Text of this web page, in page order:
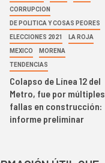
CORRUPCION
DE POLITICA Y COSAS PEORES
ELECCIONES 2021 LA ROJA
MEXICO MORENA
TENDENCIAS
Colapso de Línea 12 del
Metro, fue por múltiples
fallas en construcción:
informe preliminar